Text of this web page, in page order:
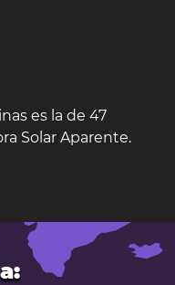
es la de 47
Solar Aparente.